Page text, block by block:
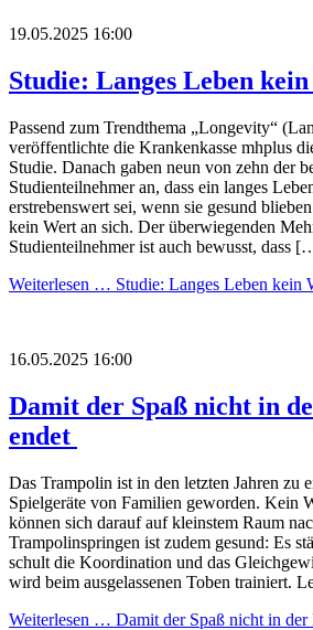
19.05.2025 16:00
Studie: Langes Leben
Passend zum Trendthema „Longevity“
veröffentlichte die Krankenkasse mhplus
Studie. Danach gaben neun von zehn der
Studienteilnehmer an, dass ein langes
erstrebenswert sei, wenn sie gesund
kein Wert an sich. Der überwiegenden
Studienteilnehmer ist auch bewusst, dass
Weiterlesen … Studie: Langes Leben kein
16.05.2025 16:00
Damit der Spaß nicht in
endet
Das Trampolin ist in den letzten Jahren zu
Spielgeräte von Familien geworden. Kein
können sich darauf auf kleinstem Raum
Trampolinspringen ist zudem gesund: Es
schult die Koordination und das
wird beim ausgelassenen Toben trainiert.
Weiterlesen … Damit der Spaß nicht in der